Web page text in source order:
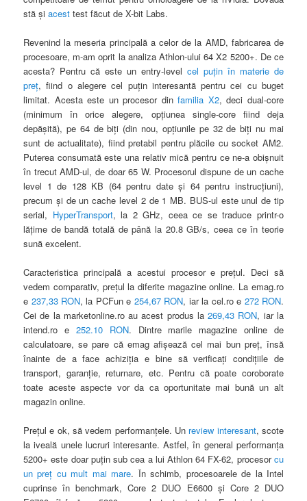
stă şiacest test făcut de X-bit Labs.
Revenind la meseria principală a celor de la AMD, fabricarea de
procesoare, m-am oprit la analiza Athlon-ului 64 X2 5200+. De ce
acesta? Pentru că este un entry-level cel puţin în materie de
preţ, fiind o alegere cel puţin interesantă pentru cei cu buget
limitat. Acesta este un procesor dinfamilia X2, deci dual-core
(minimum în orice alegere, opţiunea single-core fiind deja
depăşită), pe 64 de biţi (din nou, opţiunile pe 32 de biţi nu mai
sunt de actualitate), fiind pretabil pentru plăcile cu socket AM2.
Puterea consumată este una relativ mică pentru ce ne-a obişnuit
în trecut AMD-ul, de doar 65 W. Procesorul dispune de un cache
level 1 de 128 KB (64 pentru date şi 64 pentru instrucţiuni),
precum şi de un cache level 2 de 1 MB. BUS-ul este unul de tip
serial, HyperTransport,la 2 GHz, ceea ce se traduce printr-o
lăţime de bandă totală de până la 20.8 GB/s, ceea ce în teorie
sună excelent.
Caracteristica principală a acestui procesor e preţul. Deci să
vedem comparativ, preţul la diferite magazine online. La emag.ro
e 237,33 RON, la PCFun e 254,67 RON, iar la cel.ro e 272 RON.
Cei de la marketonline.ro au acest produs la269,43 RON, iar la
intend.ro e 252.10 RON. Dintre marile magazine online de
calculatoare, se pare că emag afişează cel mai bun preţ, însă
înainte de a face achiziţia e bine să verificaţi condiţiile de
transport, garanţie, returnare, etc. Pentru că poate coroborate
toate aceste aspecte vor da ca oportunitate mai bună un alt
magazin online.
Preţul e ok, să vedem performanţele. Un review interesant, scote
la iveală unele lucruri interesante. Astfel, în general performanţa
5200+ este doar puţin sub cea a lui Athlon 64 FX-62, procesorcu
un preţ cu mult mai mare. În schimb, procesoarele de la Intel
cuprinse în benchmark, Core 2 DUO E6600 şi Core 2 DUO